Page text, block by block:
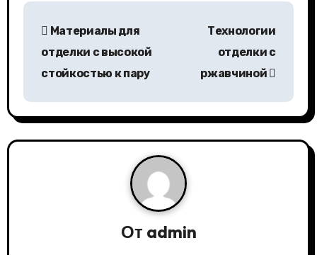
Н
и
г
Материалы для
отделки с высокой
стойкостью к пару
Технологии
отделки с
ржавчиной
От admin